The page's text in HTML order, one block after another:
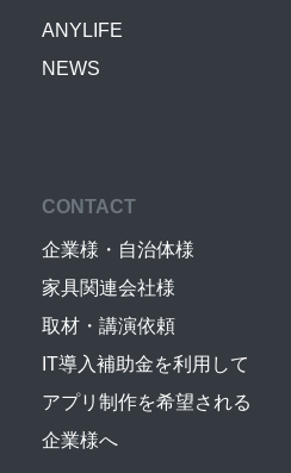
ANYLIFE
NEWS
CONTACT
企業様・自治体様
家具関連会社様
取材・講演依頼
IT導入補助金を利用して
アプリ制作を希望される
企業様へ